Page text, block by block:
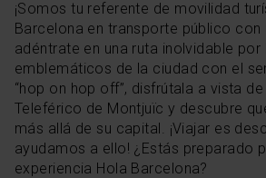
¡Somos tu referente de movilidad
Barcelona en transporte público con
adéntrate en una ruta inolvidable
emblemáticos de la ciudad con el
“hop on hop off”, disfrútala a vista
Teleférico de Montjuïc y descubre
más allá de su capital. ¡Viajar es
ayudamos a ello! ¿Estás preparado
experiencia Hola Barcelona?